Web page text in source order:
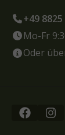
+49
Mo-Fr
Oder